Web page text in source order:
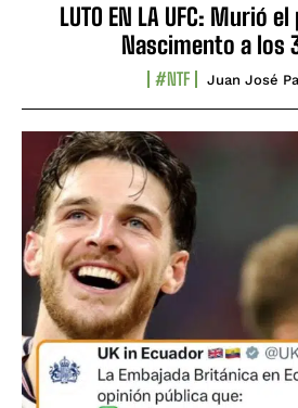
LUTO EN LA UFC: Murió
Nascimento a los
#NTF Juan José